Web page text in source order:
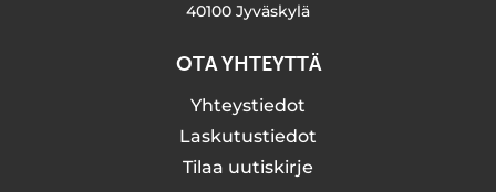
40100 Jyväskylä
OTA YHTEYTTÄ
Yhteystiedot
Laskutustiedot
Tilaa uutiskirje